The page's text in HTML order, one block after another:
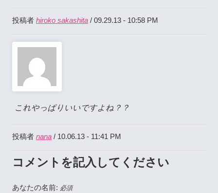
投稿者 hiroko sakashita / 09.29.13 - 10:58 PM
これやっぱりいいですよね？？
投稿者 nana / 10.06.13 - 11:41 PM
コメントを記入してください
あなたの名前: 必須